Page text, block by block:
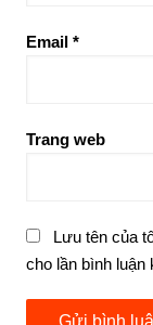
Email *
Trang web
Lưu tên của
cho lần bình luận